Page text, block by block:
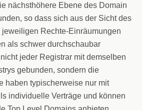
nächsthöhere Ebene des Domain
so dass sich aus der Sicht des
Rechte-Einräumungen
als schwer durchschaubar
jeder Registrar mit demselben
gebunden, sondern die
haben typischerweise nur mit
individuelle Verträge und können